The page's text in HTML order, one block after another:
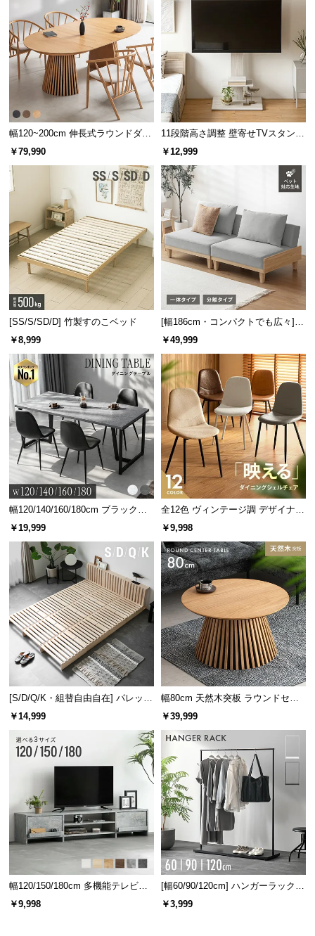
幅120~200cm 伸長式ラウンドダイ
ニングテーブル 6人掛け 天然木突
￥79,990
11段階高さ調整 壁寄せTVスタンド
キャスター付き 上下左右角度調節
￥12,999
[SS/S/SD/D] 竹製すのこベッド
￥8,999
[幅186cm・コンパクトでも広々] 3
人掛けソファベッド リクライニン
グ 天然木フレーム 北欧
￥49,999
幅120/140/160/180cm ブラックフ
レーム ダイニング 大理石調 4人掛
￥19,999
全12色 ヴィンテージ調 デザイナー
ズシェルチェア
￥9,998
[S/D/Q/K・組替自由自在] パレット
ベッド 8/12/16枚セット
￥14,999
幅80cm 天然木突板 ラウンドセン
ターテーブル 美しい格子デザイン
￥39,999
幅120/150/180cm 多機能テレビボ
ード 木目/石目調 オープン収納・
￥9,998
[幅60/90/120cm] ハンガーラック
スチール 4段階高さ調節 サイドフ
￥3,999